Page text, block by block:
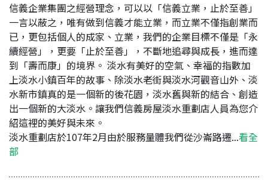
信義企業集團之經營理念，可以以「信義立業，止於至善」
一言以蔽之，唯有做到信義才能立業，而立業不僅指創業而
已，更包括個人的成家、立業，我們的企業目標不僅是「永
續經營」，更要「止於至善」，不斷地追尋與成長，進而達
到「壽而康」的境界。 淡水有美好的空氣、幸福的指數加
上淡水小鎮百年的故事、除淡水老街與淡水河觀音山外、淡
水新市鎮真的是一個新的後花園，淡水舊與新的結合、創造
出一個新的大淡水。讓我們信義房屋淡水重劃店人員為您介
紹這裡的美好與未來。
淡水重劃店於107年2月由於服務量體我們從沙崙路遷...看全
部